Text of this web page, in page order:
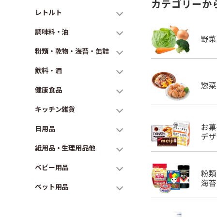
レトルト
調味料・油
粉類・乾物・海苔・缶詰
飲料・酒
健康食品
キッチン雑貨
日用品
紙用品・生理用品他
ベビー用品
ペット用品
カテゴリーか